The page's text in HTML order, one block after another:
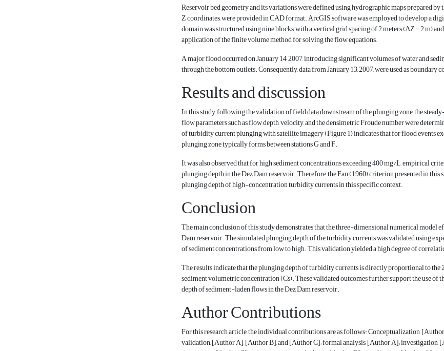
Reservoir bed geometry and its variations were defined using hydrographic maps prepared
Z coordinates, were provided in CAD format. ArcGIS software was employed to develop a
domain was structured using nine blocks, with a vertical grid spacing of 2 meters (∆Z = 2 m)
application of the finite volume method for solving the flow equations.
A major flood occurred on January 14, 2007, introducing significant volumes of water and
through the bottom outlets. Consequently, data from January 13, 2007, were used as
Results and discussion
In this study, following the validation of field data downstream of the plunging zone, the
flow parameters such as flow depth, velocity, and the densimetric Froude number were
of turbidity current plunging with satellite imagery (Figure 1) indicates that for flood events
plunging zone typically forms between stations G and F.
It was also observed that for high sediment concentrations exceeding 400 mg/L, empirical
plunging depth in the Dez Dam reservoir. Therefore, the Fan (1960) criterion presented in
plunging depth of high-concentration turbidity currents in this specific context.
Conclusion
The main conclusion of this study demonstrates that the three-dimensional numerical
Dam reservoir. The simulated plunging depth of the turbidity currents was validated using
of sediment concentrations from low to high. This validation yielded a high degree of
The results indicate that the plunging depth of turbidity currents is directly proportional to
sediment volumetric concentration (Cs). These validated outcomes further support the use
depth of sediment-laden flows in the Dez Dam reservoir.
Author Contributions
For this research article, the individual contributions are as follows: Conceptualization,
validation, [Author A], [Author B], and [Author C]; formal analysis, [Author A];